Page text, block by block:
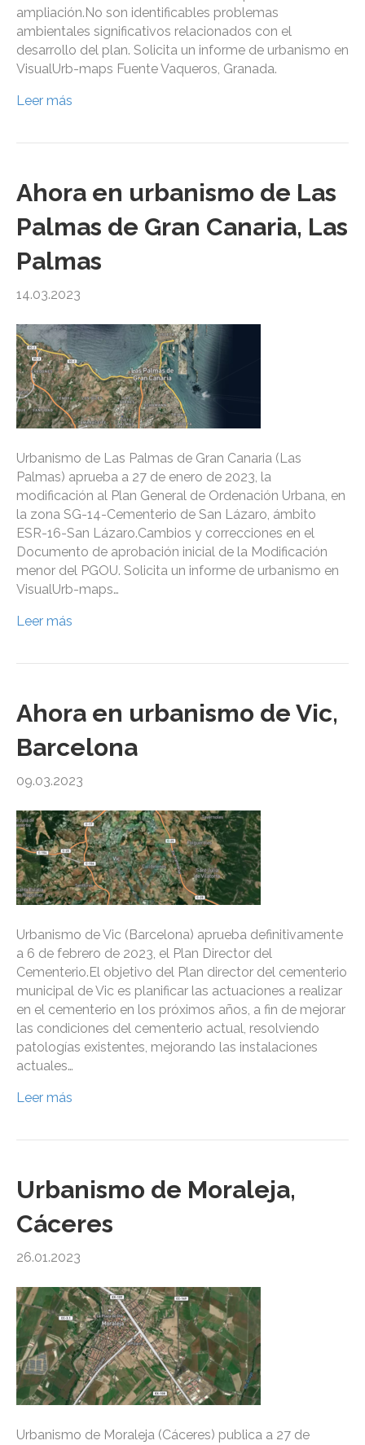
ampliación.No son identificables problemas
ambientales significativos relacionados con el
desarrollo del plan. Solicita un informe de urbanismo en
VisualUrb-maps Fuente Vaqueros, Granada.
Leer más
Ahora en urbanismo de Las
Palmas de Gran Canaria, Las
Palmas
14.03.2023
Urbanismo de Las Palmas de Gran Canaria (Las
Palmas) aprueba a 27 de enero de 2023, la
modificación al Plan General de Ordenación Urbana, en
la zona SG-14-Cementerio de San Lázaro, ámbito
ESR-16-San Lázaro.Cambios y correcciones en el
Documento de aprobación inicial de la Modificación
menor del PGOU. Solicita un informe de urbanismo en
VisualUrb-maps…
Leer más
Ahora en urbanismo de Vic,
Barcelona
09.03.2023
Urbanismo de Vic (Barcelona) aprueba definitivamente
a 6 de febrero de 2023, el Plan Director del
Cementerio.El objetivo del Plan director del cementerio
municipal de Vic es planificar las actuaciones a realizar
en el cementerio en los próximos años, a fin de mejorar
las condiciones del cementerio actual, resolviendo
patologías existentes, mejorando las instalaciones
actuales…
Leer más
Urbanismo de Moraleja,
Cáceres
26.01.2023
Urbanismo de Moraleja (Cáceres) publica a 27 de